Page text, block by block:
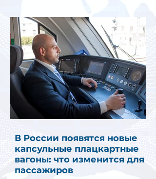
В России появятся новые
капсульные плацкартные
вагоны: что изменится для
пассажиров